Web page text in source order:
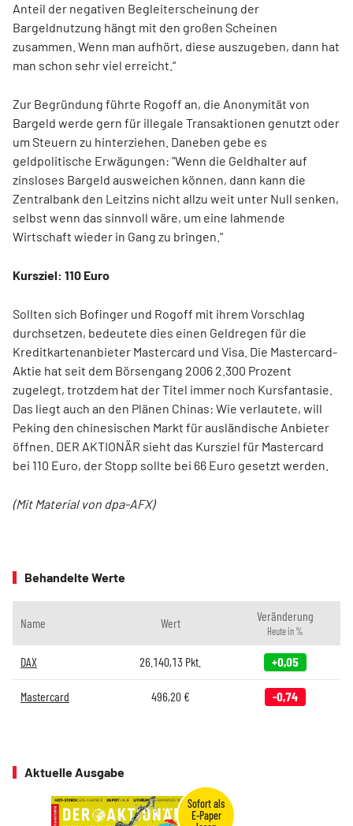
Anteil der negativen Begleiterscheinung der
Bargeldnutzung hängt mit den großen Scheinen
zusammen. Wenn man aufhört, diese auszugeben, dann hat
man schon sehr viel erreicht.“
Zur Begründung führte Rogoff an, die Anonymität von
Bargeld werde gern für illegale Transaktionen genutzt oder
um Steuern zu hinterziehen. Daneben gebe es
geldpolitische Erwägungen: "Wenn die Geldhalter auf
zinsloses Bargeld ausweichen können, dann kann die
Zentralbank den Leitzins nicht allzu weit unter Null senken,
selbst wenn das sinnvoll wäre, um eine lahmende
Wirtschaft wieder in Gang zu bringen."
Kursziel: 110 Euro
Sollten sich Bofinger und Rogoff mit ihrem Vorschlag
durchsetzen, bedeutete dies einen Geldregen für die
Kreditkartenanbieter Mastercard und Visa. Die Mastercard-
Aktie hat seit dem Börsengang 2006 2.300 Prozent
zugelegt, trotzdem hat der Titel immer noch Kursfantasie.
Das liegt auch an den Plänen Chinas: Wie verlautete, will
Peking den chinesischen Markt für ausländische Anbieter
öffnen. DER AKTIONÄR sieht das Kursziel für Mastercard
bei 110 Euro, der Stopp sollte bei 66 Euro gesetzt werden.
(Mit Material von dpa-AFX)
Behandelte Werte
Name Wert Veränderung
Heute in %
DAX 26.140,13 Pkt. +0,05
Mastercard 496,20€ -0,74
Aktuelle Ausgabe